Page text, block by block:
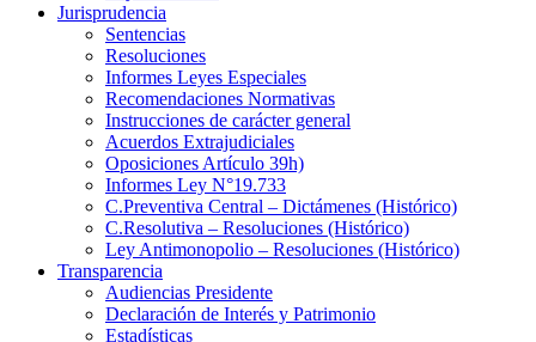
Jurisprudencia
Sentencias
Resoluciones
Informes Leyes Especiales
Recomendaciones Normativas
Instrucciones de carácter general
Acuerdos Extrajudiciales
Oposiciones Artículo 39h)
Informes Ley N°19.733
C.Preventiva Central – Dictámenes (Histórico)
C.Resolutiva – Resoluciones (Histórico)
Ley Antimonopolio – Resoluciones (Histórico)
Transparencia
Audiencias Presidente
Declaración de Interés y Patrimonio
Estadísticas